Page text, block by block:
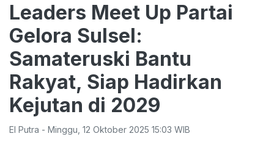
Leaders Meet Up Partai
Gelora Sulsel:
Samateruski Bantu
Rakyat, Siap Hadirkan
Kejutan di 2029
El Putra - Minggu 12 Oktober 2025 15:03 WIB